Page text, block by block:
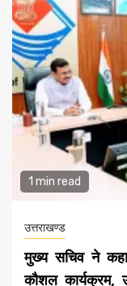
1 min read
उत्तराखण्ड
मुख्य सचिव ने
कौशल कार्यक्रम,